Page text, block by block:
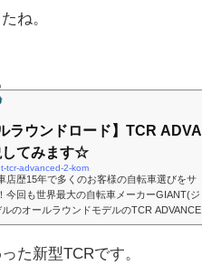
ね。
ラウンドロード】TCR ADVA
してみます☆
tcr-advanced-2-kom
店歴15年で多くのお客様の自転車選びをサ
今回も世界最大の自転車メーカーGIANT(ジ
のオールラウンドモデルのTCR ADVANCE
ます！軽量かつ高剛性に空力性能まで備わ
ンナップが減ってきている近年では希少
た新型TCRです。